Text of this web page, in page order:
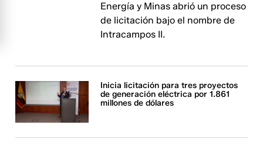
Energía y Minas abrió un proceso
de licitación bajo el nombre de
Intracampos II.
Inicia licitación para tres proyectos
de generación eléctrica por 1.861
millones de dólares